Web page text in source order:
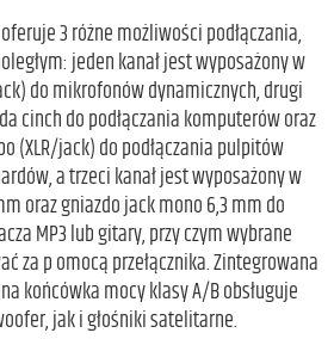
3 różne możliwości podłączania,
jeden kanał jest wyposażony w
do mikrofonów dynamicznych, drugi
cinch do podłączania komputerów oraz
(XLR/jack) do podłączania pulpitów
a trzeci kanał jest wyposażony w
oraz gniazdo jack mono 6,3 mm do
MP3 lub gitary, przy czym wybrane
za p omocą przełącznika. Zintegrowana
końcówka mocy klasy A/B obsługuje
jak i głośniki satelitarne.